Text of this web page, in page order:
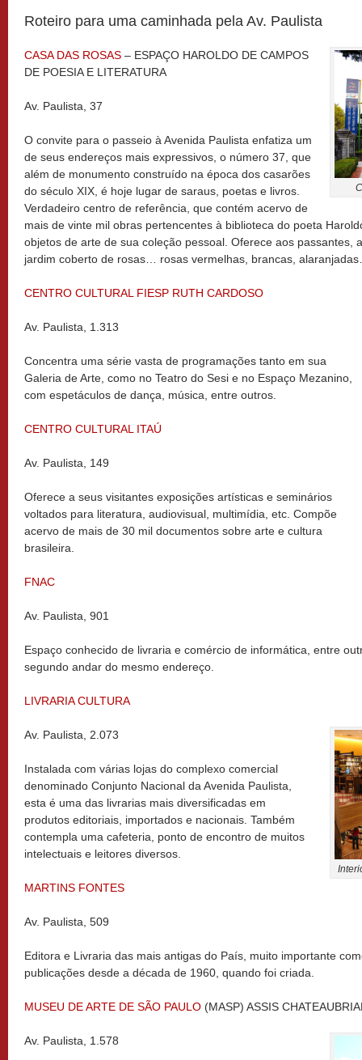
Roteiro para uma caminhada pela Av. Paulista
CASA DAS ROSAS – ESPAÇO HAROLDO DE CAMPOS
DE POESIA E LITERATURA
Av. Paulista, 37
O convite para o passeio à Avenida Paulista enfatiza um
de seus endereços mais expressivos, o número 37, que
além de monumento construído na época dos casarões
do século XIX, é hoje lugar de saraus, poetas e livros.
Verdadeiro centro de referência, que contém acervo de
mais de vinte mil obras pertencentes à biblioteca do poeta
objetos de arte de sua coleção pessoal. Oferece aos passantes,
jardim coberto de rosas… rosas vermelhas, brancas,
CENTRO CULTURAL FIESP RUTH CARDOSO
Av. Paulista, 1.313
Concentra uma série vasta de programações tanto em sua
Galeria de Arte, como no Teatro do Sesi e no Espaço Mezanino,
com espetáculos de dança, música, entre outros.
CENTRO CULTURAL ITAÚ
Av. Paulista, 149
Oferece a seus visitantes exposições artísticas e seminários
voltados para literatura, audiovisual, multimídia, etc. Compõe
acervo de mais de 30 mil documentos sobre arte e cultura
brasileira.
FNAC
Av. Paulista, 901
Espaço conhecido de livraria e comércio de informática, entre
segundo andar do mesmo endereço.
LIVRARIA CULTURA
Av. Paulista, 2.073
Instalada com várias lojas do complexo comercial
denominado Conjunto Nacional da Avenida Paulista,
esta é uma das livrarias mais diversificadas em
produtos editoriais, importados e nacionais. Também
contempla uma cafeteria, ponto de encontro de muitos
intelectuais e leitores diversos.
MARTINS FONTES
Av. Paulista, 509
Editora e Livraria das mais antigas do País, muito importante
publicações desde a década de 1960, quando foi criada.
MUSEU DE ARTE DE SÃO PAULO (MASP) ASSIS
Av. Paulista, 1.578